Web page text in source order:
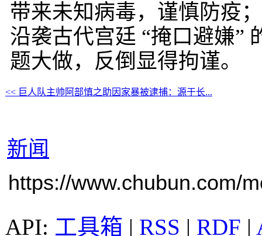
带来未知病毒，谨慎防疫
沿袭古代宫廷 “掩口避嫌”
题大做，反倒显得拘谨。
<< 巨人队主帅阿部慎之助因家暴被逮捕：源于长...
新闻
https://www.chubun.com/
工具箱 | RSS | RDF |